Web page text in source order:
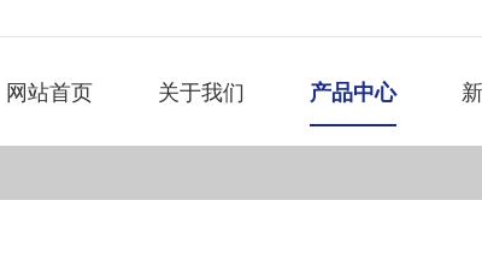
网站首页 关于我们 产品中心